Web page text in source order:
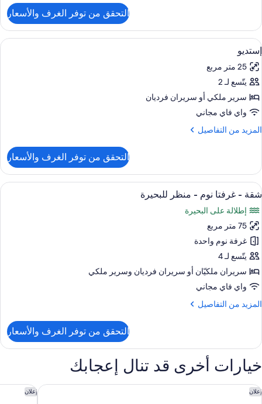
شقة
غرفة
نوم
واحدة
للبحيرة
التحقق من توفر الغرف والأسعار
استعراض
جميع
صور
إستديو
خزنة داخل الغرفة ومكواة/لوح كي
11
إستديو
25 متر مربع
يتّسع لـ 2
سرير ملكي‫‬ أو سريران فرديان
واي فاي مجاني
المزيد من التفاصيل
المزيد
إستديو
التحقق من توفر الغرف والأسعار
استعراض
جميع
صور
شقة
-
غرفتا
نوم
-
منظر
للبحيرة
14
شقة - غرفتا نوم - منظر للبحيرة
إطلالة على البحيرة
75 متر مربع
غرفة نوم واحدة
يتّسع لـ 4
سريران ملكيّان‫‬ أو سريران فرديان‫‬ وسرير ملكي
واي فاي مجاني
المزيد من التفاصيل
المزيد
شقة
غرفتا
نوم
-
منظر
التحقق من توفر الغرف والأسعار
خيارات أخرى قد تنال إعجابك
إعلان
كيو تي كوينزتاون إعلان
ذا